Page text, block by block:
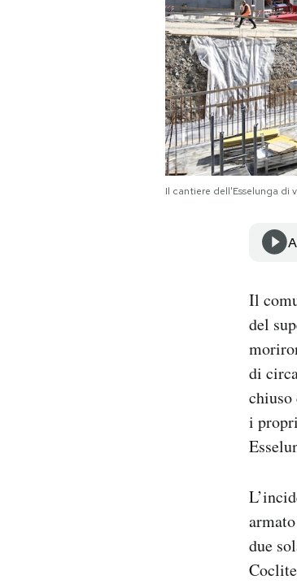
AREA PERSONALE
Hai bisogno di aiuto?
Il cantiere dell'Esselunga di
Il
del
di
i
due